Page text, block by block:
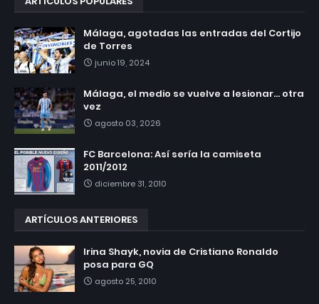
Málaga, agotadas las entradas del Cortijo
de Torres
junio 19, 2024
Málaga, el medio se vuelve a lesionar... otra
vez
agosto 03, 2026
FC Barcelona: Así sería la camiseta
2011/2012
diciembre 31, 2010
ARTÍCULOS ANTERIORES
Irina Shayk, novia de Cristiano Ronaldo
posa para GQ
agosto 25, 2010